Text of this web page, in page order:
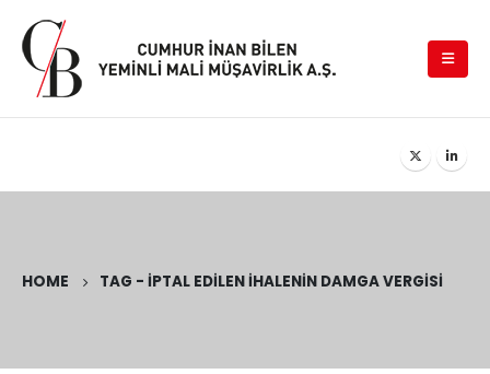
HOME TAG - İPTAL EDILEN İHALENIN DAMGA VERGISI